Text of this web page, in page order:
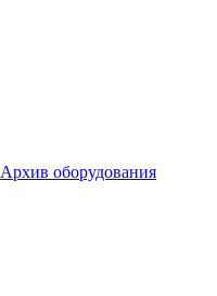
Архив оборудования